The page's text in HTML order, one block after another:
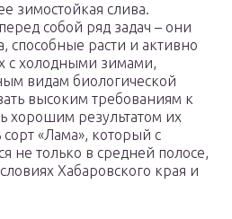
зимостойкая слива.
собой ряд задач – они
способные расти и активно
с холодными зимами,
видам биологической
высоким требованиям к
хорошим результатом их
«Лама», который с
не только в средней полосе,
Хабаровского края и